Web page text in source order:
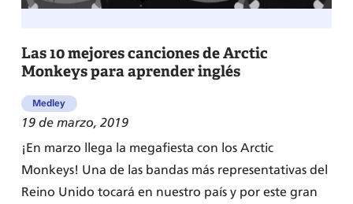
dedicar
Las 10 mejores canciones de Arctic
Monkeys para aprender inglés
Medley
19 de marzo, 2019
¡En marzo llega la megafiesta con los Arctic
Monkeys! Una de las bandas más representativas del
Reino Unido tocará en nuestro país y por este gran